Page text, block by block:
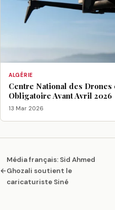
ALGÉRIE
Centre National des
Obligatoire Avant Avril 2026
13 Mar 2026
←
Média français: Sid Ahmed
Ghozali soutient le
caricaturiste Siné